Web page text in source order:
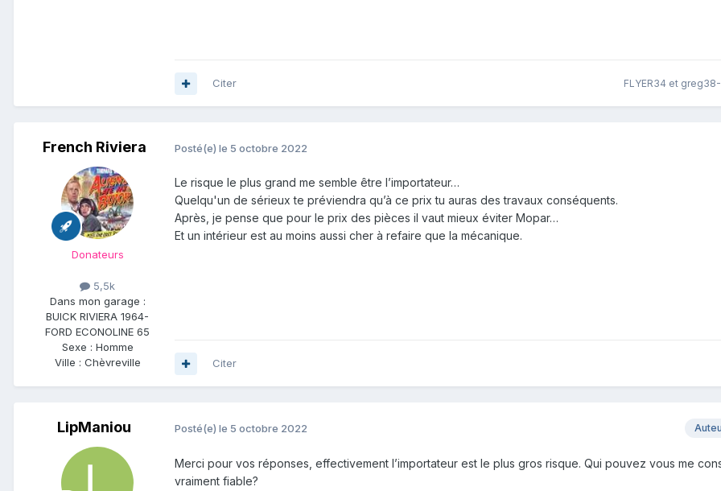
FLYER34 et
Citer
French Riviera
Donateurs
5,5k
Dans mon garage :
BUICK RIVIERA 1964-
FORD ECONOLINE 65
Sexe : Homme
Ville : Chèvreville
Posté(e) le 5 octobre 2022
Le risque le plus grand me semble être l’importateur…
Quelqu'un de sérieux te préviendra qu’à ce prix tu auras des travaux conséquents.
Après, je pense que pour le prix des pièces il vaut mieux éviter Mopar…
Et un intérieur est au moins aussi cher à refaire que la mécanique.
Citer
LipManiou Posté(e) le 5 octobre 2022
Merci pour vos réponses, effectivement l’importateur est le plus gros risque. Qui pouvez vous me
vraiment fiable?